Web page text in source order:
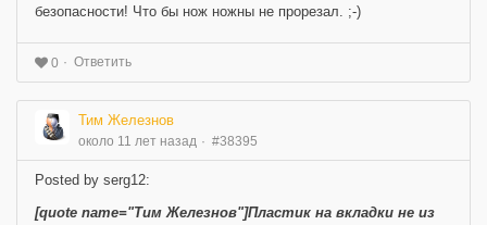
безопасности! Что бы нож ножны не прорезал. ;-)
0 Ответить
Тим Железнов
около 11 лет назад #38395
Posted by serg12:
[quote name="Тим Железнов"]Пластик на вкладки не из